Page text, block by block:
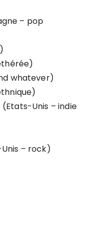
– pop
whatever)
Unis – indie
– rock)